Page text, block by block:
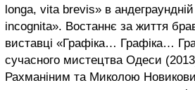
longa, vita brevis» в андеграундній
incognita». Востаннє за життя
виставці «Графіка… Графіка…
сучасного мистецтва Одеси
Рахманіним та Миколою